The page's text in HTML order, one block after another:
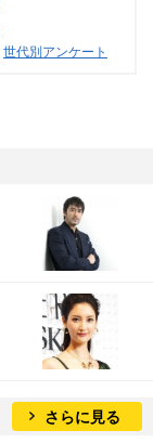
世代別アンケート
さらに見る